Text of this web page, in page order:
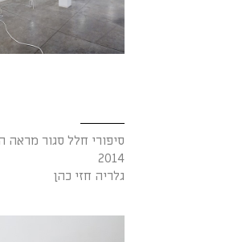
סיפורי חלל סגור מראה
2014
גלריה חזי כהן